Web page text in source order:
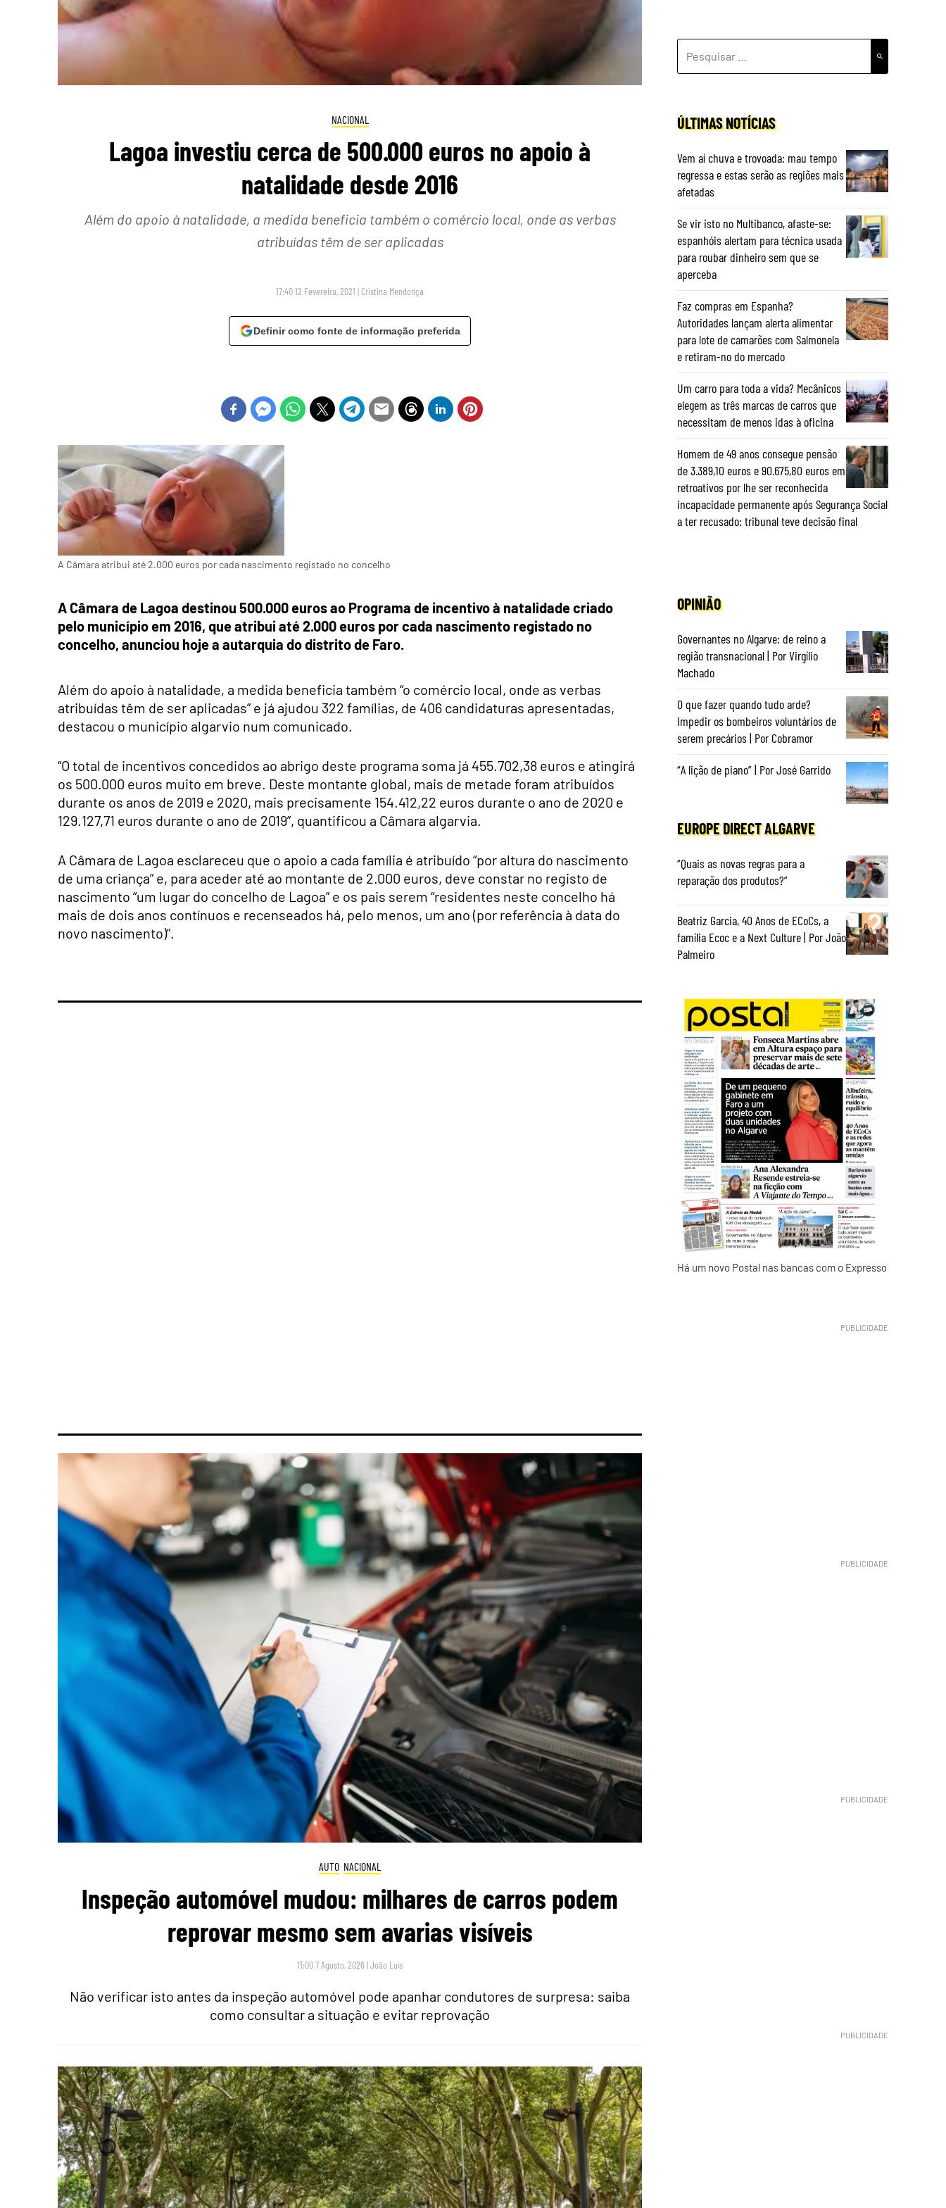
NACIONAL
Lagoa investiu cerca de 500.000 euros no apoio à
natalidade desde 2016
Além do apoio à natalidade, a medida beneficia também o comércio local, onde as verbas
atribuídas têm de ser aplicadas
17:40 12 Fevereiro, 2021 | Cristina Mendonça
Definir como fonte de informação preferida
A Câmara atribui até 2.000 euros por cada nascimento registado no concelho
A Câmara de Lagoa destinou 500.000 euros ao Programa de incentivo à natalidade criado
pelo município em 2016, que atribui até 2.000 euros por cada nascimento registado no
concelho, anunciou hoje a autarquia do distrito de Faro.
Além do apoio à natalidade, a medida beneficia também “o comércio local, onde as verbas
atribuídas têm de ser aplicadas” e já ajudou 322 famílias, de 406 candidaturas apresentadas,
destacou o município algarvio num comunicado.
“O total de incentivos concedidos ao abrigo deste programa soma já 455.702,38 euros e atingirá
os 500.000 euros muito em breve. Deste montante global, mais de metade foram atribuídos
durante os anos de 2019 e 2020, mais precisamente 154.412,22 euros durante o ano de 2020 e
129.127,71 euros durante o ano de 2019”, quantificou a Câmara algarvia.
A Câmara de Lagoa esclareceu que o apoio a cada família é atribuído “por altura do nascimento
de uma criança” e, para aceder até ao montante de 2.000 euros, deve constar no registo de
nascimento “um lugar do concelho de Lagoa” e os pais serem “residentes neste concelho há
mais de dois anos contínuos e recenseados há, pelo menos, um ano (por referência à data do
novo nascimento)”.
AUTO NACIONAL
Inspeção automóvel mudou: milhares de carros podem
reprovar mesmo sem avarias visíveis
11:00 7 Agosto, 2026 |João Luís
Não verificar isto antes da inspeção automóvel pode apanhar condutores de surpresa: saiba
como consultar a situação e evitar reprovação
POR:
ÚLTIMAS NOTÍCIAS
Vem aí chuva e trovoada: mau tempo
regressa e estas serão as regiões mais
afetadas
Se vir isto no Multibanco, afaste-se:
espanhóis alertam para técnica usada
para roubar dinheiro sem que se
aperceba
Faz compras em Espanha?
Autoridades lançam alerta alimentar
para lote de camarões com Salmonela
e retiram-no do mercado
Um carro para toda a vida? Mecânicos
elegem as três marcas de carros que
necessitam de menos idas à oficina
Homem de 49 anos consegue pensão
de 3.389,10 euros e 90.675,80 euros em
retroativos por lhe ser reconhecida
incapacidade permanente após Segurança Social
a ter recusado: tribunal teve decisão final
OPINIÃO
Governantes no Algarve: de reino a
região transnacional | Por Virgílio
Machado
O que fazer quando tudo arde?
Impedir os bombeiros voluntários de
serem precários | Por Cobramor
“A lição de piano” | Por José Garrido
EUROPE DIRECT ALGARVE
“Quais as novas regras para a
reparação dos produtos?”
Beatriz Garcia, 40 Anos de ECoCs, a
família Ecoc e a Next Culture | Por João
Palmeiro
Há um novo Postal nas bancas com o Expresso